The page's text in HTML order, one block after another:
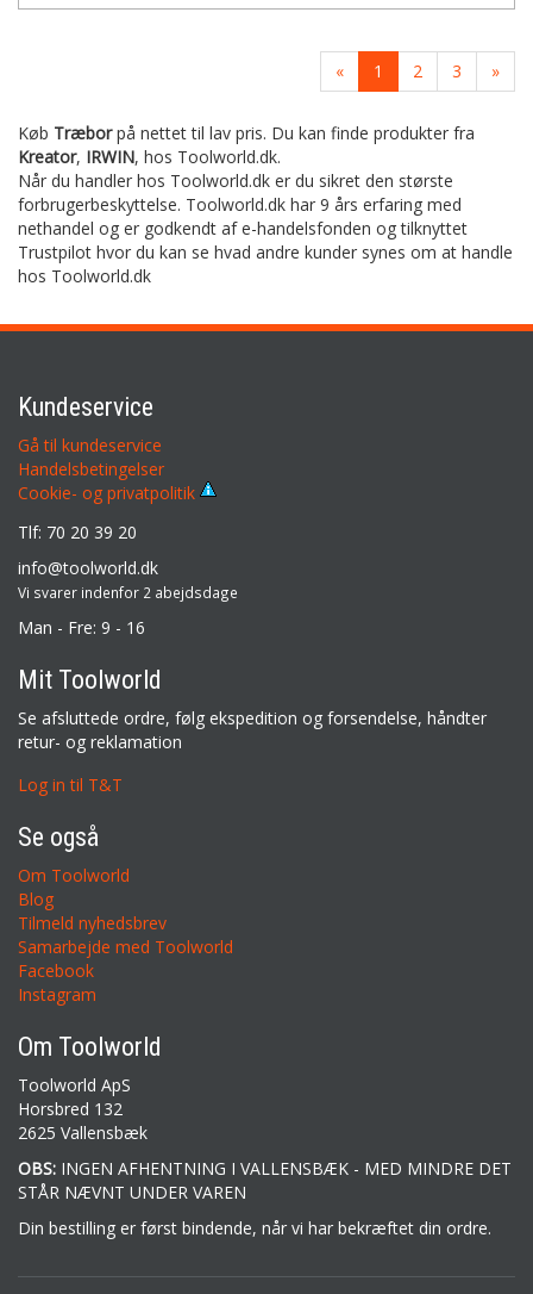
« 1 2 3 »
Køb Træborpå nettet til lav pris. Du kan finde produkter fra
Kreator, IRWIN, hos Toolworld.dk.
Når du handler hos Toolworld.dk er du sikret den største
forbrugerbeskyttelse. Toolworld.dk har 9 års erfaring med
nethandel og er godkendt af e-handelsfonden og tilknyttet
Trustpilot hvor du kan se hvad andre kunder synes om at handle
hos Toolworld.dk
Kundeservice
Gå til kundeservice
Handelsbetingelser
Cookie- og privatpolitik
Tlf: 70 20 39 20
info@toolworld.dk
Vi svarer indenfor 2 abejdsdage
Man - Fre: 9 - 16
Mit Toolworld
Se afsluttede ordre, følg ekspedition og forsendelse, håndter
retur- og reklamation
Log in til T&T
Se også
Om Toolworld
Blog
Tilmeld nyhedsbrev
Samarbejde med Toolworld
Facebook
Instagram
Om Toolworld
Toolworld ApS
Horsbred 132
2625 Vallensbæk
OBS: INGEN AFHENTNING I VALLENSBÆK - MED MINDRE DET
STÅR NÆVNT UNDER VAREN
Din bestilling er først bindende, når vi har bekræftet din ordre.